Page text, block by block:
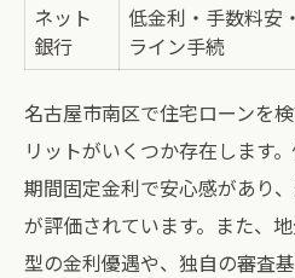
ネット
銀行
低金利・手数料安
ライン手続
名古屋市南区で住宅ローンを
リットがいくつか存在します
期間固定金利で安心感があり
が評価されています。また、
型の金利優遇や、独自の審査